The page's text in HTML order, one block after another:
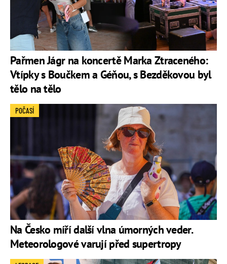
Pařmen Jágr na koncertě Marka Ztraceného:
Vtípky s Boučkem a Géňou, s Bezděkovou byl
tělo na tělo
Na Česko míří další vlna úmorných veder.
Meteorologové varují před supertropy
POČASÍ